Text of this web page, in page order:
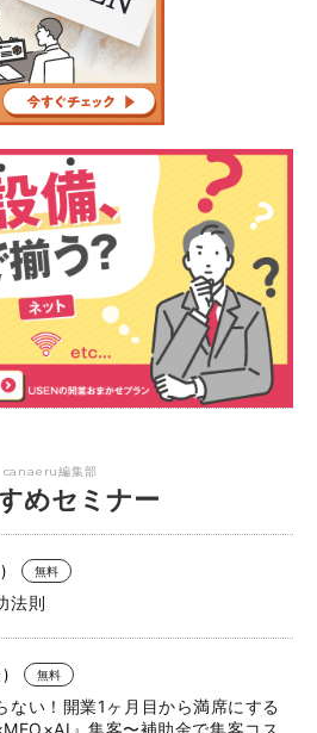
canaeru編集部
めセミナー
無料
法則
無料
ない！開業1ヶ月目から満席にする
』集客〜補助金で集客コス